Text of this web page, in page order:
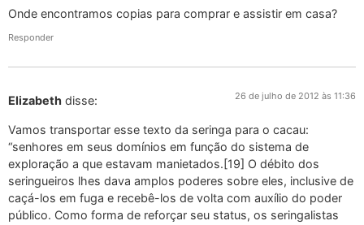
Onde encontramos copias para comprar e assistir em casa?
Responder
Elizabeth disse: 26 de julho de 2012 às 11:36
Vamos transportar esse texto da seringa para o cacau:
“senhores em seus domínios em função do sistema de
exploração a que estavam manietados.[19] O débito dos
seringueiros lhes dava amplos poderes sobre eles, inclusive de
caçá-los em fuga e recebê-los de volta com auxílio do poder
público. Como forma de reforçar seu status, os seringalistas